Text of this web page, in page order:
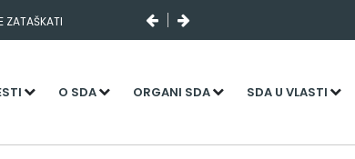
ZATAŠKATIPREVID,
KADROVI
O SDA ORGANI SDA SDA U VLASTI